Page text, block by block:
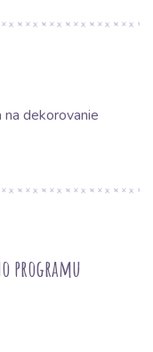
na dekorovanie
programu